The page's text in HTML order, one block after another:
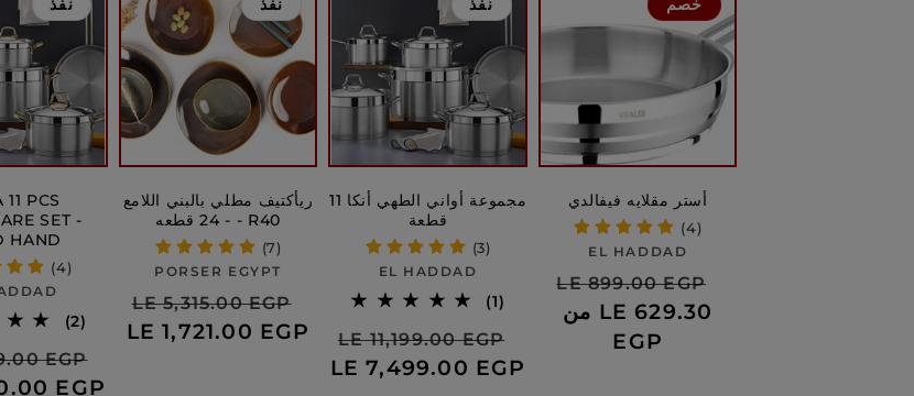
نفذ
PCS
SET -
HAND
(4)
بائع:
(2)
إجمالي
الاراءEGP
البيعEGP
نفذ
ريأكتيف مطلي بالبني اللامع
- 24 قطعه - R40
(7)
بائع:
PORSER EGYPT
السعر
العادي
LE 5,315.00 EGP
البيعLE 1,721.00 EGP
نفذ
مجموعة أواني الطهي أنكا 11
قطعة
(3)
بائع:
EL HADDAD
(1)
الاراء
السعر
العادي
LE 11,199.00 EGP
البيعLE 7,499.00 EGP
خصم
أستر مقلايه فيفالدي
(4)
بائع:
EL HADDAD
السعر
العادي
LE 899.00 EGP
من LE 629.30
EGP